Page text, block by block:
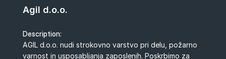
Agil d.o.o.
Description:
AGIL d.o.o. nudi strokovno varstvo pri delu, požarno
varnost in usposabljanja zaposlenih. Poskrbimo za